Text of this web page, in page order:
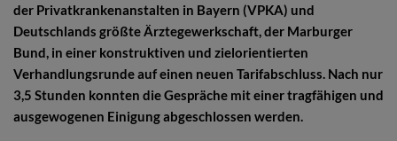
der Privatkrankenanstalten in Bayern (VPKA) und
Deutschlands größte Ärztegewerkschaft, der Marburger
Bund, in einer konstruktiven und zielorientierten
Verhandlungsrunde auf einen neuen Tarifabschluss. Nach nur
3,5 Stunden konnten die Gespräche mit einer tragfähigen und
ausgewogenen Einigung abgeschlossen werden.